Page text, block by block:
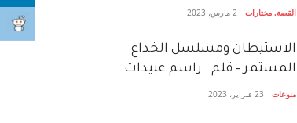
القصة, مختارات 2 مارس، 2023
الاستيطان ومسلسل الخداع
المستمر – قلم : راسم عبيدات
منوعات 23 فبراير، 2023